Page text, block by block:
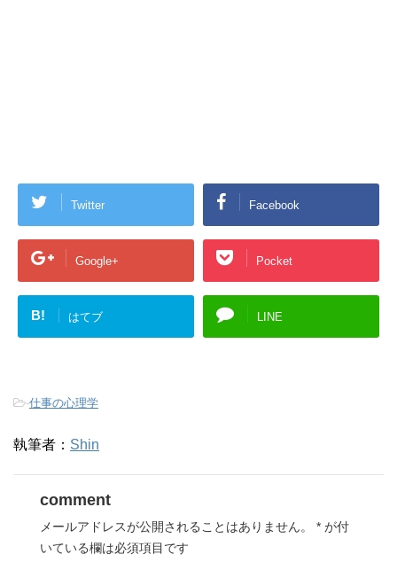
Twitter Facebook
Google+ Pocket
B! はてブ LINE
-仕事の心理学
執筆者： Shin
comment
メールアドレスが公開されることはありません。 * が付
いている欄は必須項目です